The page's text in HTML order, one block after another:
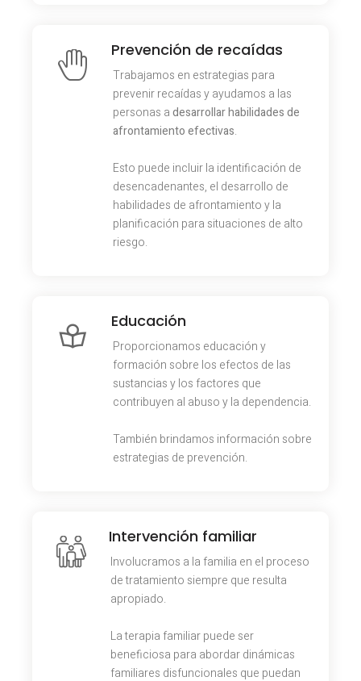
Prevención de recaídas
Trabajamos en estrategias para
prevenir recaídas y ayudamos a las
personas adesarrollar habilidades de
afrontamiento efectivas.
Esto puede incluir la identificación de
desencadenantes, el desarrollo de
habilidades de afrontamiento y la
planificación para situaciones de alto
riesgo.
Educación
Proporcionamos educación y
formación sobre los efectos de las
sustancias y los factores que
contribuyen al abuso y la dependencia.
También brindamos información sobre
estrategias de prevención.
Intervención familiar
Involucramos a la familia en el proceso
de tratamiento siempre que resulta
apropiado.
La terapia familiar puede ser
beneficiosa para abordar dinámicas
familiares disfuncionales que puedan